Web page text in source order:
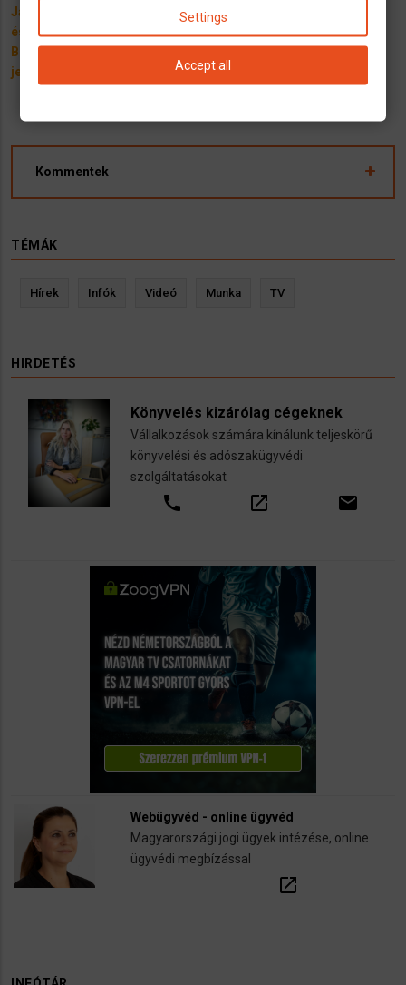
Jahresarbeitsentgeltgrenze
és a
Beitragsbemessungsgrenze
jelentése Németországban?
Németországban
Kommentek
TÉMÁK
Hírek Infók Videó Munka TV
HIRDETÉS
Könyvelés kizárólag cégeknek
Vállalkozások számára kínálunk teljeskörű
könyvelési és adószakügyvédi
szolgáltatásokat
call open_in_new email
Webügyvéd - online ügyvéd
Magyarországi jogi ügyek intézése, online
ügyvédi megbízással
open_in_new
Settings
Accept all